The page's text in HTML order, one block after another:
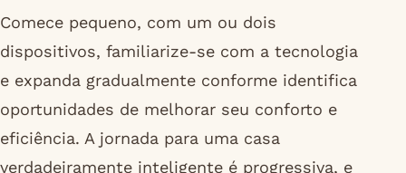
Comece pequeno, com um ou dois
dispositivos, familiarize-se com a tecnologia
e expanda gradualmente conforme identifica
oportunidades de melhorar seu conforto e
eficiência. A jornada para uma casa
verdadeiramente inteligente é progressiva, e